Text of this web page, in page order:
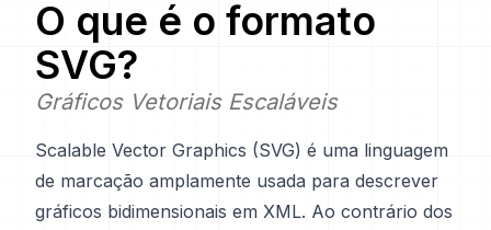
O que é o formato
SVG?
Gráficos Vetoriais Escaláveis
Scalable Vector Graphics (SVG) é uma linguagem
de marcação amplamente usada para descrever
gráficos bidimensionais em XML. Ao contrário dos